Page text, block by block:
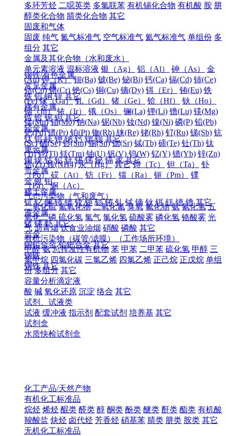
多环芳烃 二噁英类 多氯联苯 有机锡化合物 有机酸 胺 肼
醇类化合物 腈类化合物 其它
固废和气体
固废 纯气 氮气标准气 空气标准气 氦气标准气 单组份 多
组分 其它
金属及其化合物（水和废水）
单元素溶液 混标溶液 银（Ag） 铝（Al） 砷（As）
金
(Au) 钾（K） 钡(Ba) 铍(Be) 铋(Bi) 钙(Ca) 镉(Cd) 铈(Ce)
钴(Co) 铬(Cr) 铯(Cs) 铜(Cu) 镝(Dy) 铒（Er） 铕(Eu) 铁
(Fe) 镓（Ga） 钆（Gd） 锗（Ge） 铪（Hf）
钬（Ho）
铟（In） 铱（Ir） 锇（Os） 镧(La) 锂(Li) 镥(Lu) 镁(Mg)
锰(Mn) 钼(Mo) 钠(Na) 铌(Nb) 钕(Nd) 镍(Ni) 磷(P) 铅(Pb)
钯(Pd) 镨(Pr) 铂(Pt) 铷(Rb) 铼(Re) 铑(Rh) 钌(Ru) 锑(Sb) 钪
(Sc) 硒(Se) 钐(Sm) 锡(Sn) 锶(Sr) 铽(Tb) 碲(Te) 钍(Th) 钛
(Ti) 铊(Tl) 铥(Tm) 铀(U) 钒(V) 钨(W) 钇(Y) 镱(Yb) 锌(Zn)
锆(Zr) 铵(NH4) 汞（Hg） 其它 锝（Tc） 钽（Ta）
钋
（Po） 砹（At） 钫（Fr） 镭（Ra） 钷（Pm）
镤
（Pa） 锕（Ac）
气态污染物（气和废气）
二氧化硫 氮氧化物 二氧化氮 臭氧 氟化物 氨 氰化氢 五
氧化二磷 硫化氢 氯气 氯化氢 硫酸雾 磷化氢 铬酸雾 光
气 沥青烟 饮食业油烟 硝酸 磷酸 其它
有机污染物（碳管/滤膜）（工作场所环境）
甲醛 氨 总挥发性有机物 苯 甲苯 二甲苯 硫化氢 甲醇 三
氯甲烷 四氯化碳 三氯乙烯 四氯乙烯 正己烷 正戊烷 单组
份 多组分 其它
容量分析滴定液
酸 碱 氧化还原 沉淀 络合 其它
试剂、试液类
试液 缓冲液 指示剂 配套试剂 培养基 其它
试剂盒
水质快检试剂盒
钢铁/有色金属
常见金属
铁 铝 铜 锌 其它
稀有金属
锆 铪 铌 钽 其它
轻金属
钛 铝 镁 钾 钠 钙 锶 钡 其它
重金属
铜 镍 钴 铅 锌 锡 锑 铋 镉 汞 其它
贵金属
金 银 铂
稀土金属
钪 钇 镧 铈 镨 钕 钷 钐 铕 钆 铽 镝 钬 铒 铥 镱 镥 其它
准金属
锗 锑 钋 其它
合金
铜铅合金 铅钯合金 其它
钢铁
钢铁 其它
化工产品/天然产物
有机化工标准品
烷烃 烯烃 醌类 醛类 醇 酮类 酚类 醚类 酐类 酯类 有机酸
羧酸盐 炔烃 卤代烃 芳香烃 硝基苯 腈类 肼类 胺类 其它
无机化工标准品